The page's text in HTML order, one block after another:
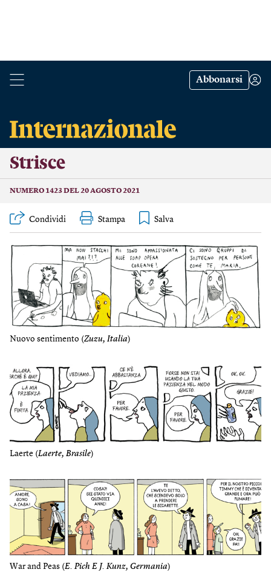
Abbonarsi
Strisce
NUMERO 1423 DEL 20 AGOSTO 2021
Condividi Stampa
Nuovo sentimento (Zuzu, Italia)
Laerte (Laerte, Brasile)
War and Peas (E. Pich E J. Kunz, Germania)